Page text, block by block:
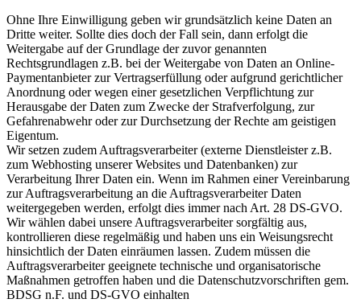
Ohne Ihre Einwilligung geben wir grundsätzlich keine Daten an
Dritte weiter. Sollte dies doch der Fall sein, dann erfolgt die
Weitergabe auf der Grundlage der zuvor genannten
Rechtsgrundlagen z.B. bei der Weitergabe von Daten an Online-
Paymentanbieter zur Vertragserfüllung oder aufgrund gerichtlicher
Anordnung oder wegen einer gesetzlichen Verpflichtung zur
Herausgabe der Daten zum Zwecke der Strafverfolgung, zur
Gefahrenabwehr oder zur Durchsetzung der Rechte am geistigen
Eigentum.
Wir setzen zudem Auftragsverarbeiter (externe Dienstleister z.B.
zum Webhosting unserer Websites und Datenbanken) zur
Verarbeitung Ihrer Daten ein. Wenn im Rahmen einer Vereinbarung
zur Auftragsverarbeitung an die Auftragsverarbeiter Daten
weitergegeben werden, erfolgt dies immer nach Art. 28 DS-GVO.
Wir wählen dabei unsere Auftragsverarbeiter sorgfältig aus,
kontrollieren diese regelmäßig und haben uns ein Weisungsrecht
hinsichtlich der Daten einräumen lassen. Zudem müssen die
Auftragsverarbeiter geeignete technische und organisatorische
Maßnahmen getroffen haben und die Datenschutzvorschriften gem.
BDSG n.F. und DS-GVO einhalten